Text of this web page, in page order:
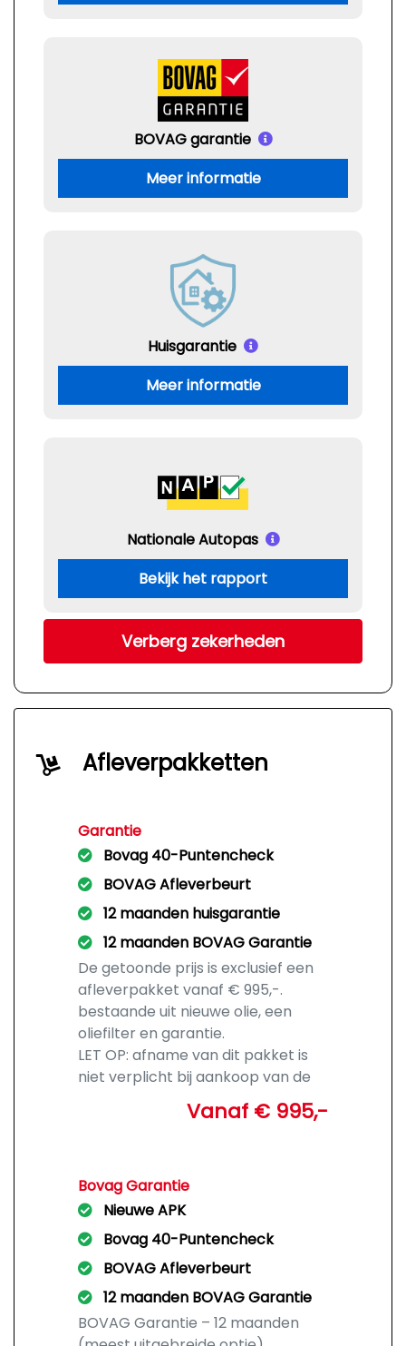
BOVAG garantie
Meer informatie
Huisgarantie
Meer informatie
Nationale Autopas
Bekijk het rapport
Verberg zekerheden
Afleverpakketten
Garantie
Bovag 40-Puntencheck
BOVAG Afleverbeurt
12 maanden huisgarantie
12 maanden BOVAG Garantie
De getoonde prijs is exclusief een
afleverpakket vanaf € 995,-.
bestaande uit nieuwe olie, een
oliefilter en garantie.
LET OP: afname van dit pakket is
niet verplicht bij aankoop van de
Vanaf € 995,-
Bovag Garantie
Nieuwe APK
Bovag 40-Puntencheck
BOVAG Afleverbeurt
12 maanden BOVAG Garantie
BOVAG Garantie – 12 maanden